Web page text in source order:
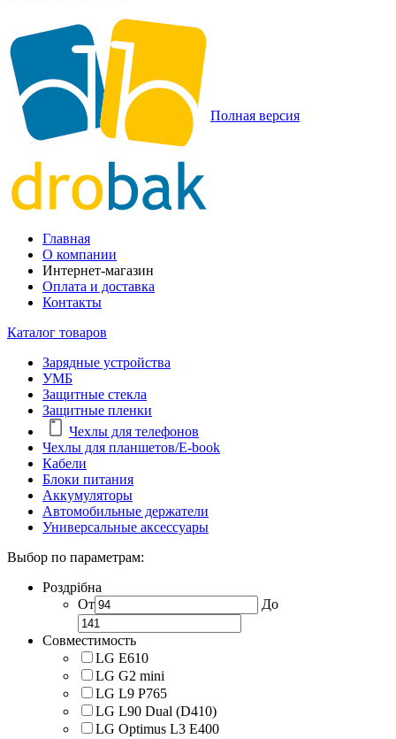
Полная версия
Главная
О компании
Интернет-магазин
Оплата и доставка
Контакты
Каталог товаров
Зарядные устройства
УМБ
Защитные стекла
Защитные пленки
Чехлы для телефонов
Чехлы для планшетов/E-book
Кабели
Блоки питания
Аккумуляторы
Автомобильные держатели
Универсальные аксессуары
Выбор по параметрам:
Роздрібна
От
До
Совместимость
LG E610
LG G2 mini
LG L9 P765
LG L90 Dual (D410)
LG Optimus L3 E400